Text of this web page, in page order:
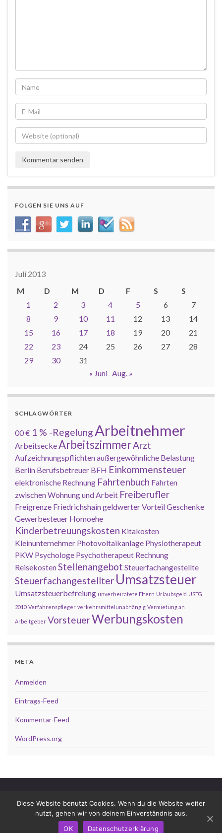
FOLGEN SIE UNS AUF
Juli 2013
M
D M D F S
S
1
2 3 4 5 6
7
8
9 10 11 12 13
14
15
16 17 18 19 20
21
22
23 24 25 26 27
28
29
30
31
« Juni Aug. »
SCHLAGWÖRTER
00 € 1 % -RegelungArbeitnehmer
ArbeitseckeArbeitszimmerArzt
Aufzeichnungspflichtenaußergewöhnliche Belastung
Berlin Berufsbetreuer BFH Einkommensteuer
elektronische Rechnung Fahrtenbuch Fahrten
zwischen Wohnung und Arbeit Freiberufler
Freigrenze Friedrichshaingeldwerter VorteilGeschenke
Gewerbesteuer Homoehe
Kinderbetreuungskosten Kitakosten
Kleinunternehmer Photovoltaikanlage Physiotherapeut
PKW Psychologe Psychotherapeut Rechnung
ReisekostenStellenangebot Steuerfachangestellte
Steuerfachangestellter Umsatzsteuer
Umsatzsteuerbefreiung unverheiratete Eltern Urlaubsgeld USTG
2010 Verfahrenspfleger verkehrsmittelunabhängig Vermietung an
Arbeitgeber VorsteuerWerbungskosten
META
Anmelden
Eintrags-Feed
Kommentar-Feed
WordPress.org
Dop­pel­be­steue­rungs­ab­kom­men
© 2026 Steuerberaterin Helga Vellmann - Blog.
Diese Website benutzt Cookies. Wenn du die Website weiter
nutzt, gehen wir von deinem Einverständnis aus.
OK
Datenschutzerklärung